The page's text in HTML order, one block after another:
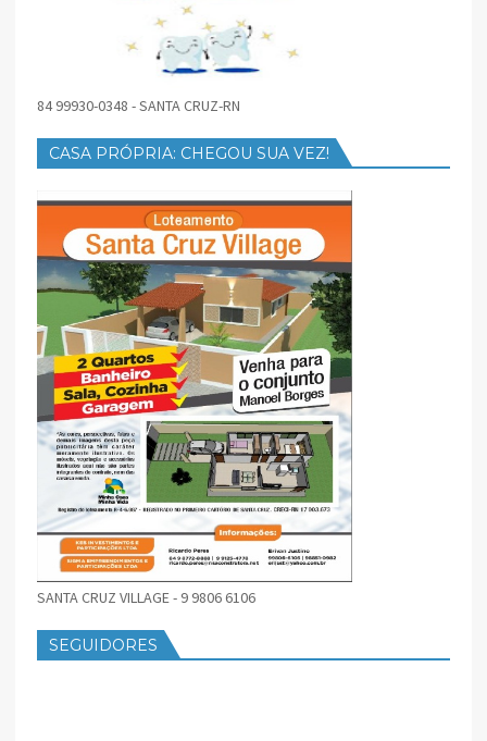
84 99930-0348 - SANTA CRUZ-RN
CASA PRÓPRIA: CHEGOU SUA VEZ!
SANTA CRUZ VILLAGE - 9 9806 6106
SEGUIDORES